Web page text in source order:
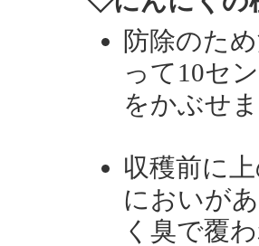
防除のた
って10セ
をかぶせ
収穫前に
においが
く臭で覆